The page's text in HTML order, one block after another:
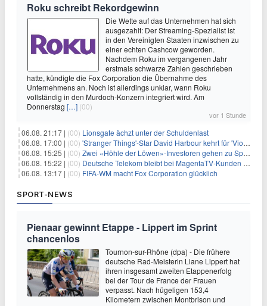
Roku schreibt Rekordgewinn
Die Wette auf das Unternehmen hat sich
ausgezahlt: Der Streaming-Spezialist ist
in den Vereinigten Staaten inzwischen zu
einer echten Cashcow geworden.
Nachdem Roku im vergangenen Jahr
erstmals schwarze Zahlen geschrieben
hatte, kündigte die Fox Corporation die Übernahme des
Unternehmens an. Noch ist allerdings unklar, wann Roku
vollständig in den Murdoch-Konzern integriert wird. Am
Donnerstag […] (00)
vor 1 Stunde
06.08. 21:17 | (00) Lionsgate ächzt unter der Schuldenlast
06.08. 17:00 | (00) 'Stranger Things'-Star David Harbour kehrt für 'Violent Night 2' zurück – Kristen Bell stößt zur Besetzung
06.08. 15:25 | (00) Zwei «Höhle der Löwen»-Investoren gehen zu Springer
06.08. 15:22 | (00) Deutsche Telekom bleibt bei MagentaTV-Kunden vage
06.08. 13:17 | (00) FIFA-WM macht Fox Corporation glücklich
SPORT-NEWS
Pienaar gewinnt Etappe - Lippert im Sprint
chancenlos
Tournon-sur-Rhône (dpa) - Die frühere
deutsche Rad-Meisterin Liane Lippert hat
ihren insgesamt zweiten Etappenerfolg
bei der Tour de France der Frauen
verpasst. Nach hügeligen 153,4
Kilometern zwischen Montbrison und